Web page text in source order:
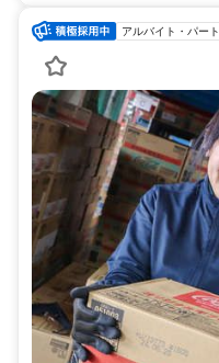
アルバイト・パート